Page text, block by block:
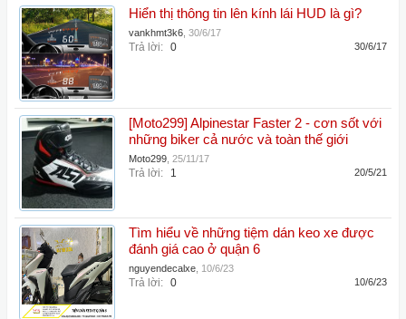
Hiển thị thông tin lên kính lái HUD là gì?
vankhmt3k6 30/6/17
Trả lời: 0 30/6/17
[Moto299] Alpinestar Faster 2 - cơn sốt với
những biker cả nước và toàn thế giới
Moto299 25/11/17
Trả lời: 1 20/5/21
Tìm hiểu về những tiệm dán keo xe được
đánh giá cao ở quận 6
nguyendecalxe 10/6/23
Trả lời: 0 10/6/23